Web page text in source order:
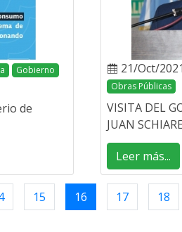
Gobierno
de
21/Oct/2021
Obras Públicas
VISITA DEL
JUAN
Leer más...
15 16 17 18